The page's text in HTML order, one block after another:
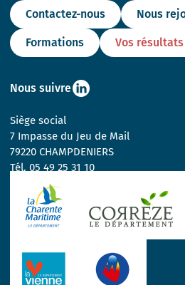
Contactez-nous Nous
Formations Vos résultats
Nous suivre
Siège social
7 Impasse du Jeu de Mail
79220 CHAMPDENIERS
Tél. 05 49 25 31 10